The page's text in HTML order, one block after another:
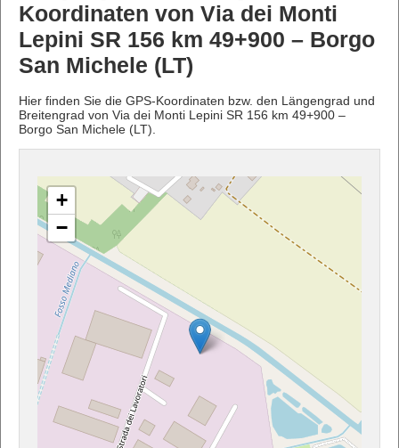
Koordinaten von Via dei Monti
Lepini SR 156 km 49+900 – Borgo
San Michele (LT)
Hier finden Sie die GPS-Koordinaten bzw. den Längengrad und
Breitengrad von Via dei Monti Lepini SR 156 km 49+900 –
Borgo San Michele (LT).
+
−